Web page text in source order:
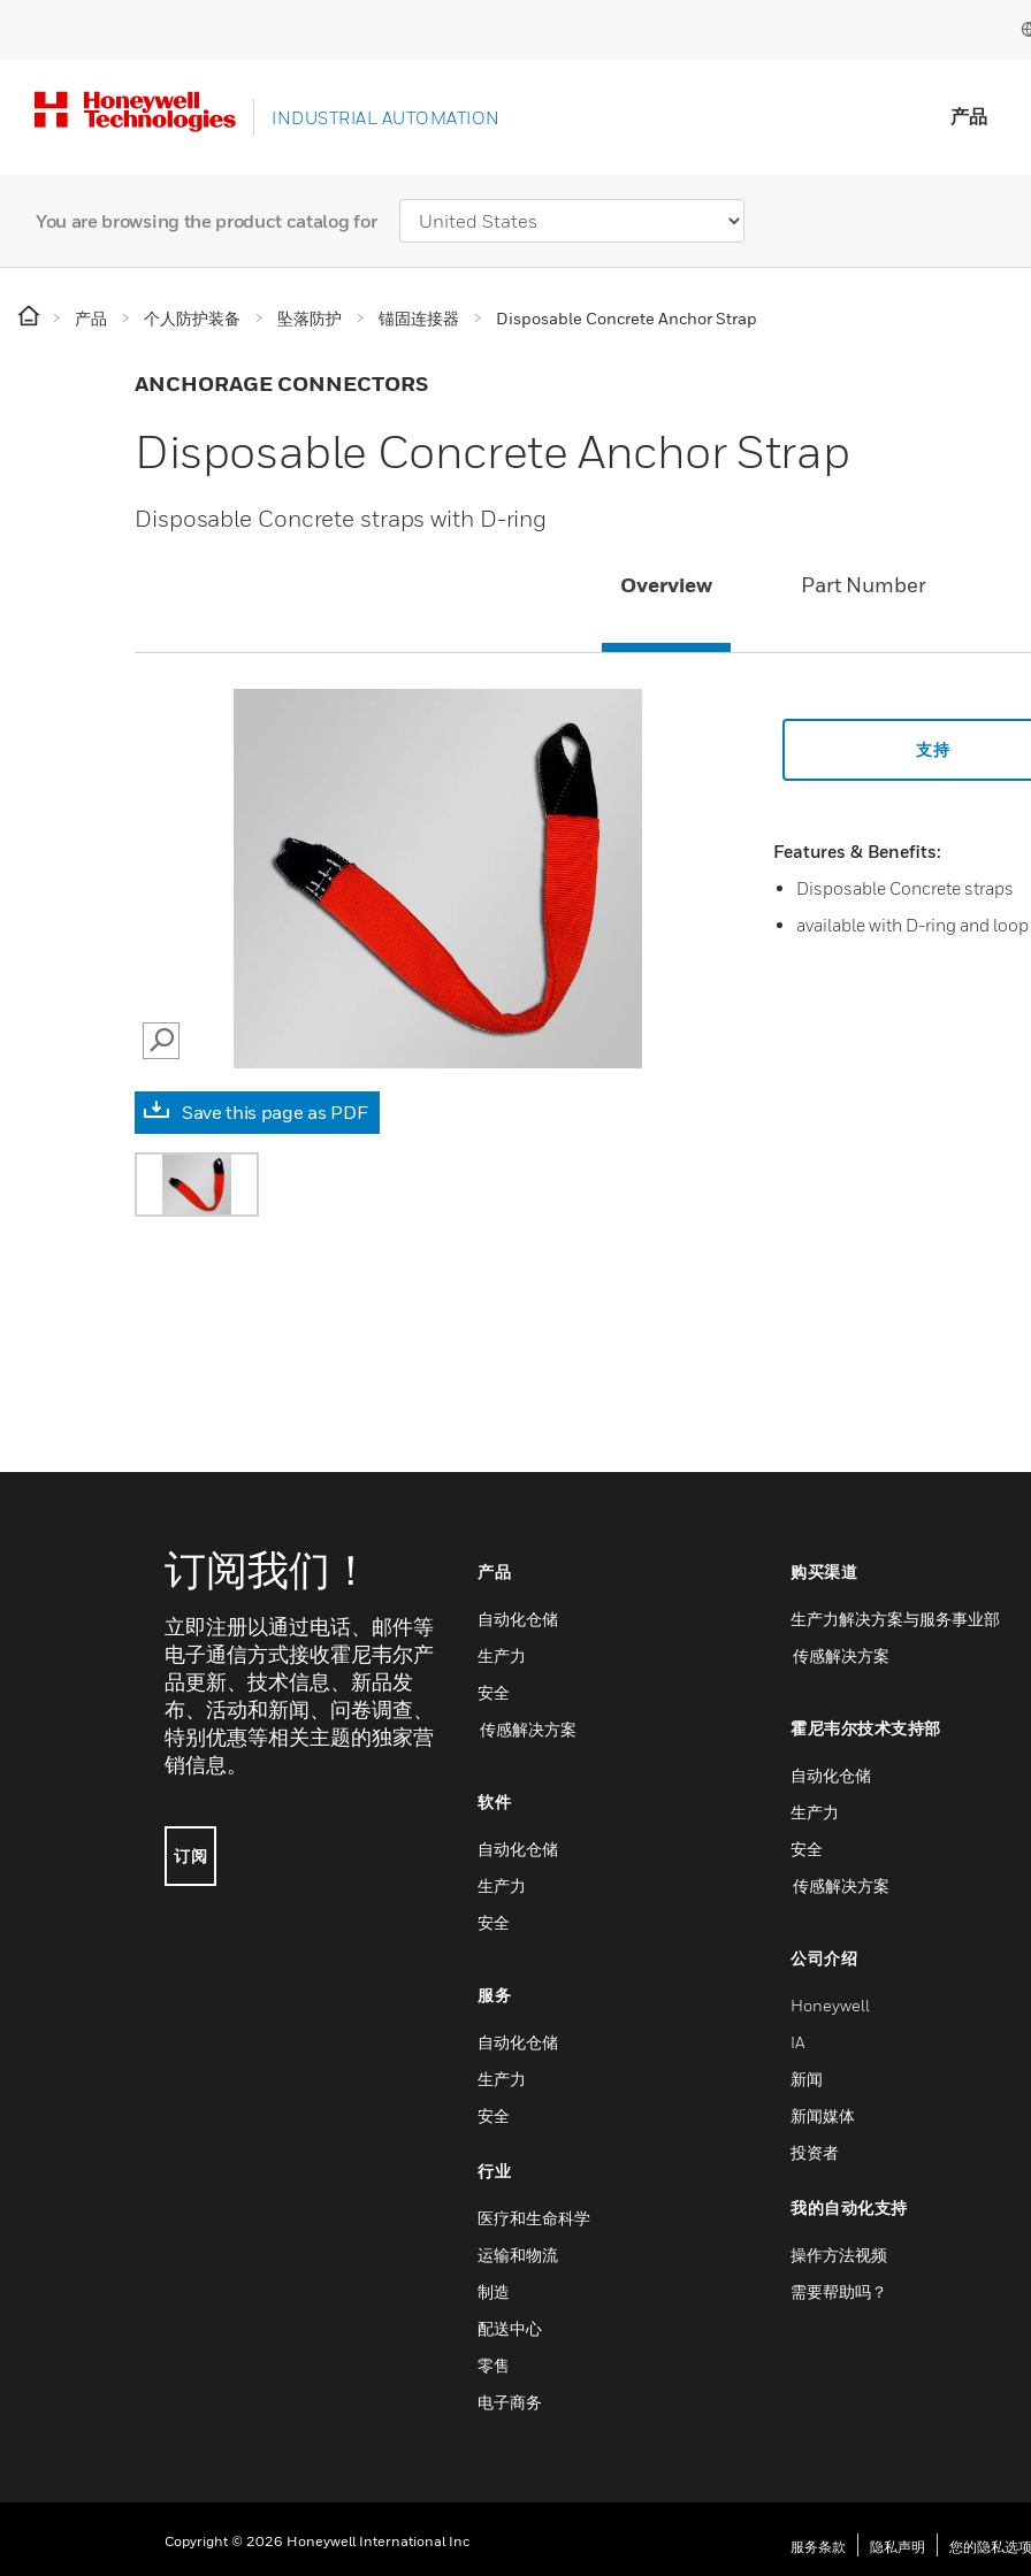
INDUSTRIAL AUTOMATION 产品
You are browsing the product catalog for
产品 个人防护装备 坠落防护 锚固连接器 Disposable Concrete Anchor Strap
ANCHORAGE CONNECTORS
Disposable Concrete Anchor Strap
Disposable Concrete straps with D-ring
Overview Part Number
SEARCH
Save this page as PDF
支持
Features & Benefits:
Disposable Concrete straps
available with D-ring and loop
订阅我们！
立即注册以通过电话、邮件等
电子通信方式接收霍尼韦尔产
品更新、技术信息、新品发
布、活动和新闻、问卷调查、
特别优惠等相关主题的独家营
销信息。
订阅
产品
自动化仓储
生产力
安全
传感解决方案
软件
自动化仓储
生产力
安全
服务
自动化仓储
生产力
安全
行业
医疗和生命科学
运输和物流
制造
配送中心
零售
电子商务
购买渠道
生产力解决方案与服务事业部
传感解决方案
霍尼韦尔技术支持部
自动化仓储
生产力
安全
传感解决方案
公司介绍
Honeywell
IA
新闻
新闻媒体
投资者
我的自动化支持
操作方法视频
需要帮助吗？
Copyright © 2026 Honeywell International Inc 服务条款 隐私声明 您的隐私选项